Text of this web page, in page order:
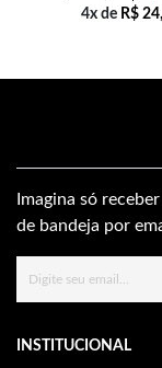
4x de R$
Imagina só receber
de bandeja por
INSTITUCIONAL